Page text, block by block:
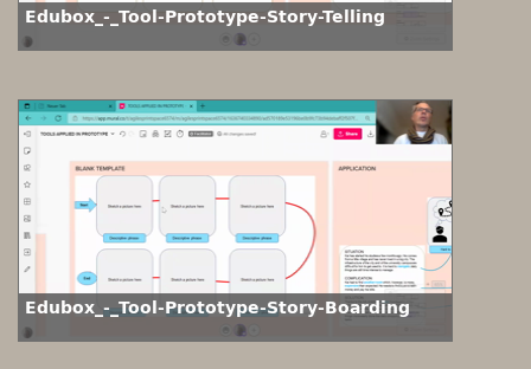
Edubox_-_Tool-Prototype-Story-Telling
Edubox_-_Tool-Prototype-Story-Boarding